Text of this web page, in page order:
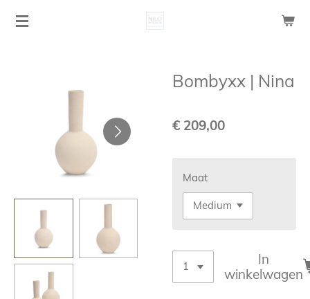
Ga
hoofdinhoud
Bombyxx | Nina
€ 209,00
Maat
In
winkelwagen